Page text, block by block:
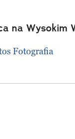
na Wysokim
Fotografia